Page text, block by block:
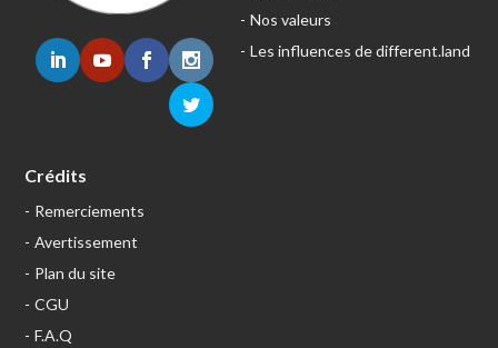
Nos valeurs
Les influences de different.land
Crédits
Remerciements
Avertissement
Plan du site
CGU
F.A.Q